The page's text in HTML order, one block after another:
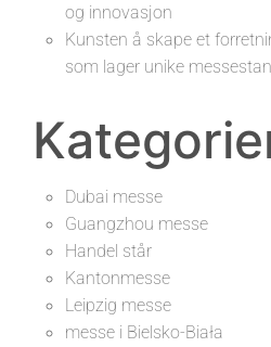
og innovasjon
Kunsten å skape et
som lager unike
Dubai messe
Guangzhou messe
Handel står
Kantonmesse
Leipzig messe
messe i Bielsko-Biała